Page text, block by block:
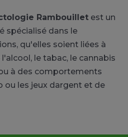
Rambouillet est un
spécialisé dans le
qu'elles soient liées à
le tabac, le cannabis
à des comportements
les jeux dargent et de